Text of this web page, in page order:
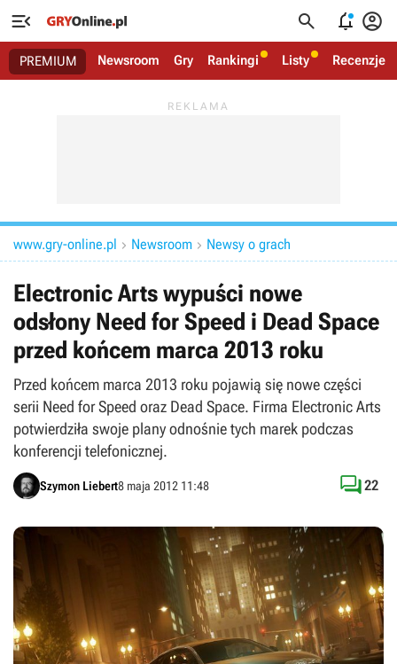
   
PREMIUM Newsroom Gry Rankingi Listy Recenzje
www.gry-online.pl  Newsroom  Newsy o grach
Electronic Arts wypuści nowe
odsłony Need for Speed i Dead Space
przed końcem marca 2013 roku
Przed końcem marca 2013 roku pojawią się nowe części
serii Need for Speed oraz Dead Space. Firma Electronic Arts
potwierdziła swoje plany odnośnie tych marek podczas
konferencji telefonicznej.
Szymon Liebert8 maja 2012 11:48 22